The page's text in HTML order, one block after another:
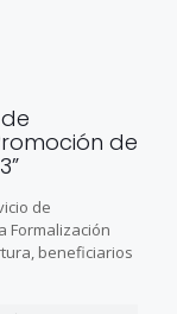
de
de
Formalización
beneficiarios